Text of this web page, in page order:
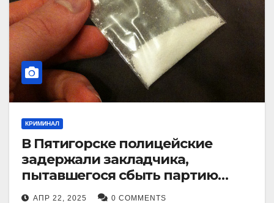
КРИМИНАЛ
В Пятигорске полицейские
задержали закладчика,
пытавшегося сбыть партию
синтетического наркотика
АПР 22, 2025 0 COMMENTS